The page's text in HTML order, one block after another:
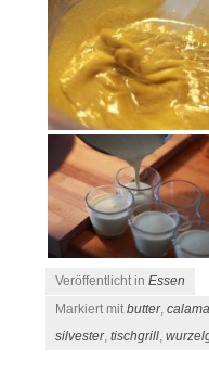
Veröffentlicht inEssen
Markiert mitbutter,
silvester,tischgrill,